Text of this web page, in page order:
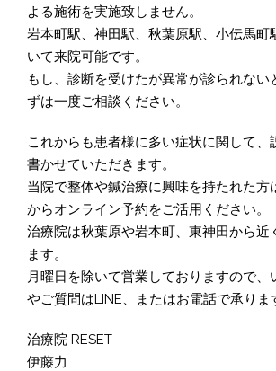
よる施術を実施致しません。
岩本町駅、神田駅、秋葉原駅、小伝馬町
いて来院可能です。
もし、診断を受けたが異常が診られない
ずは一度ご相談ください。
これからも患者様に多い症状に関して、
書かせていただきます。
当院で整体や鍼治療に興味を持たれた方
からオンライン予約をご活用ください。
治療院は秋葉原や岩本町、東神田から近
ます。
月曜日を除いて営業しておりますので、
やご質問はLINE、またはお電話で承りま
治療院 RESET
伊藤力